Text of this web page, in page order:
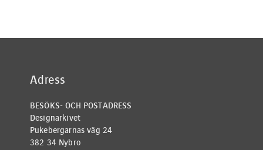
Adress
BESÖKS- OCH POSTADRESS
Designarkivet
Pukebergarnas väg 24
382 34 Nybro